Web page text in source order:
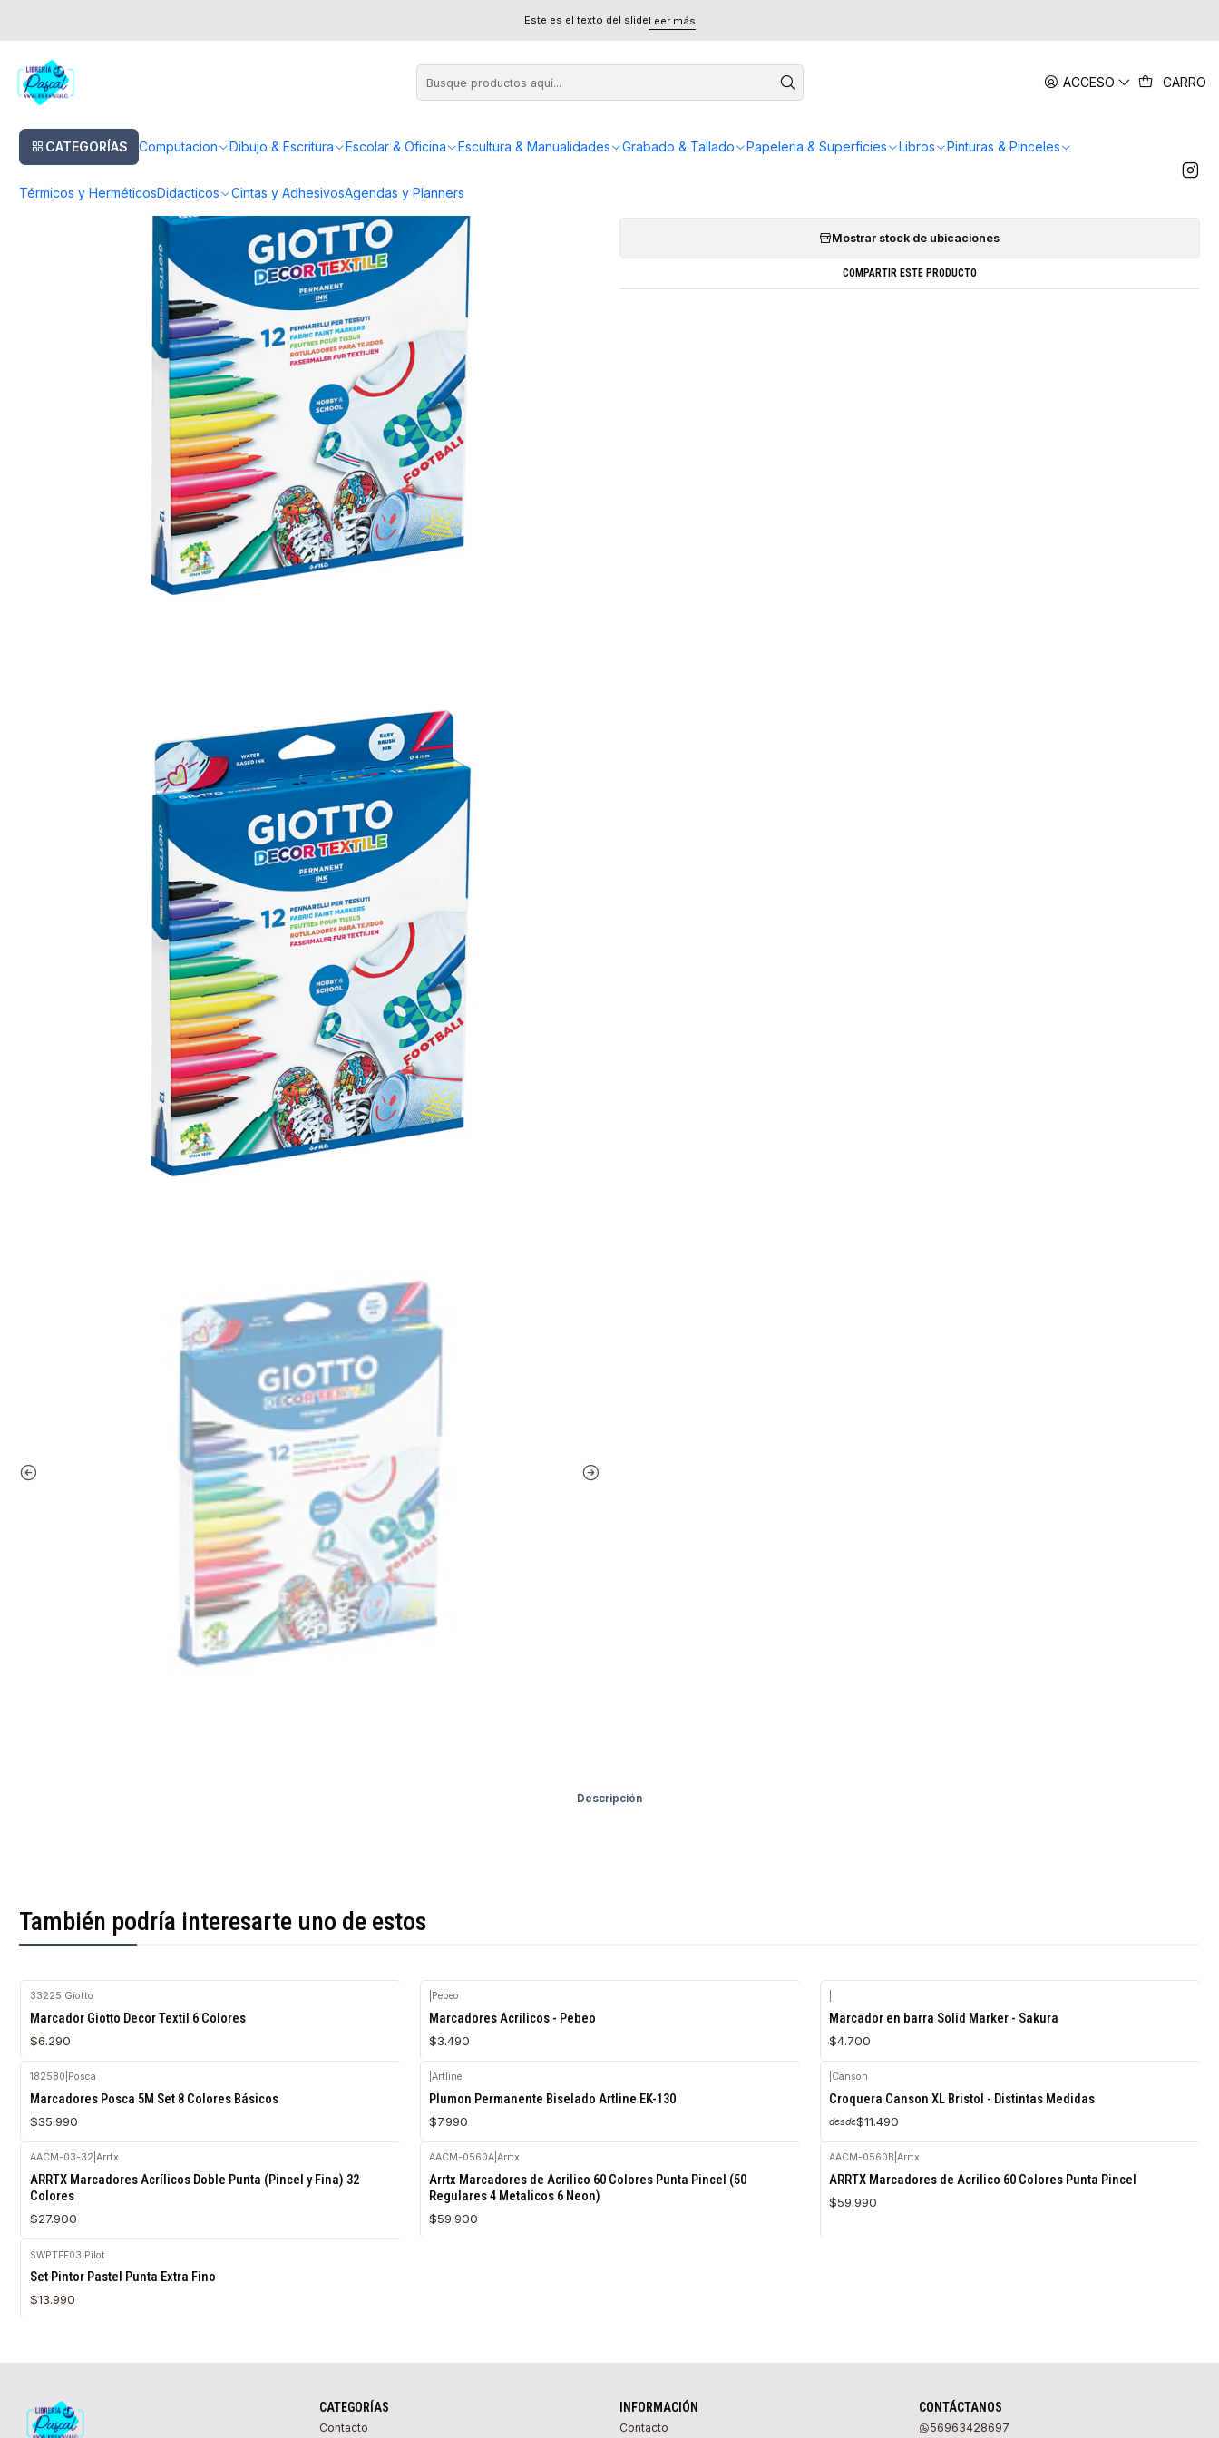
ACCESO CARRO
CATEGORÍAS Computacion Dibujo & Escritura Escolar & Oficina Escultura & Manualidades Grabado & Tallado Papeleria & Superficies Libros Pinturas & Pinceles
Térmicos y HerméticosDidacticos Cintas y AdhesivosAgendas y Planners
Este es el texto del slideLeer más
Marcador Giotto Decor Textil 12 Colores
Marcador Giotto Decor Textil 12 Colores
Cantidad
AGREGAR AL CARRO COMPRAR AHORA
Mostrar stock de ubicaciones
COMPARTIR ESTE PRODUCTO
Descripción
También podría interesarte uno de estos
33225 Giotto
Marcador Giotto Decor Textil 6 Colores
$6.290
Pebeo
Marcadores Acrilicos - Pebeo
$3.490
Marcador en barra Solid Marker - Sakura
$4.700
182580 Posca
Marcadores Posca 5M Set 8 Colores Básicos
$35.990
|Artline
Plumon Permanente Biselado Artline EK-130
$7.990
Canson
Croquera Canson XL Bristol - Distintas Medidas
desde$11.490
AACM-03-32 Arrtx
ARRTX Marcadores Acrílicos Doble Punta (Pincel y Fina) 32
Colores
$27.900
AACM-0560A |Arrtx
Arrtx Marcadores de Acrilico 60 Colores Punta Pincel (50
Regulares 4 Metalicos 6 Neon)
$59.900
AACM-0560B |Arrtx
ARRTX Marcadores de Acrilico 60 Colores Punta Pincel
$59.990
SWPTEF03 Pilot
Set Pintor Pastel Punta Extra Fino
$13.990
CATEGORÍAS
Contacto
INFORMACIÓN
Contacto
CONTÁCTANOS
56963428697